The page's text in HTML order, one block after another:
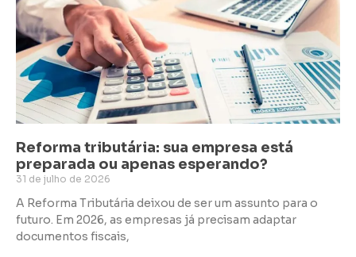
Reforma tributária: sua empresa está
preparada ou apenas esperando?
31 de julho de 2026
A Reforma Tributária deixou de ser um assunto para o
futuro. Em 2026, as empresas já precisam adaptar
documentos fiscais,